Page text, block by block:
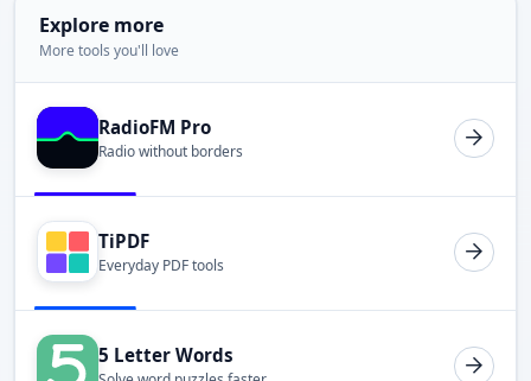
Explore more
More tools you'll love
RadioFM Pro
Radio without borders
TiPDF
Everyday PDF tools
5 Letter Words